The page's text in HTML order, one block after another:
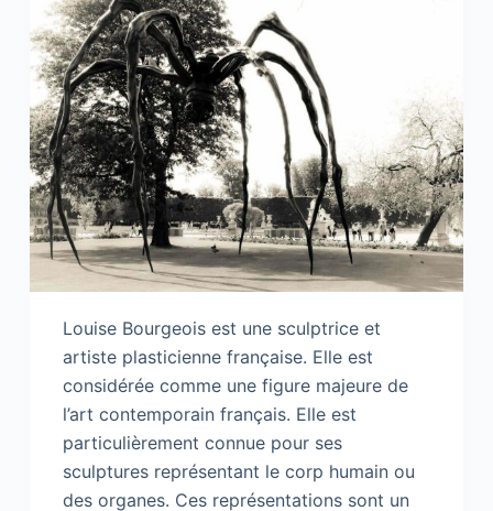
Louise Bourgeois est une sculptrice et
artiste plasticienne française. Elle est
considérée comme une figure majeure de
l’art contemporain français. Elle est
particulièrement connue pour ses
sculptures représentant le corp humain ou
des organes. Ces représentations sont un